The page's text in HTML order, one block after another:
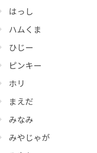
はっし
ハムくま
ひじー
ピンキー
ホリ
まえだ
みなみ
みやじゃが